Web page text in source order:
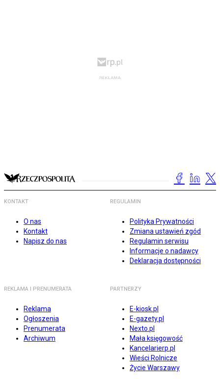
KONTAKT
O nas
Kontakt
Napisz do nas
REGULAMIN
Polityka Prywatności
Zmiana ustawień zgód
Regulamin serwisu
Informacje o nadawcy
Deklaracja dostępności
REKLAMA I PRENUMERATA
Reklama
Ogłoszenia
Prenumerata
Archiwum
PARTNERZY
E-kiosk.pl
E-gazety.pl
Nexto.pl
Mała księgowość
Kancelarierp.pl
Wieści Rolnicze
Życie Warszawy